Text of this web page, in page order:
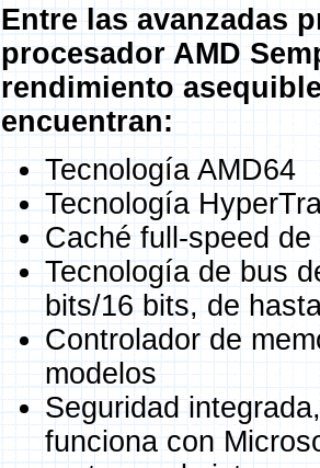
Entre las avanzadas
procesador AMD
rendimiento
encuentran:
Tecnología AMD64
Tecnología
Caché full-speed
Tecnología de bus
bits/16 bits, de
Controlador de
modelos
Seguridad
funciona con